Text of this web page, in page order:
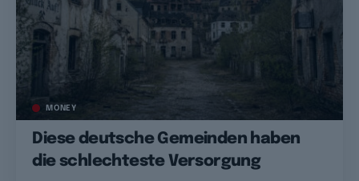
MONEY
Diese deutsche Gemeinden haben
die schlechteste Versorgung